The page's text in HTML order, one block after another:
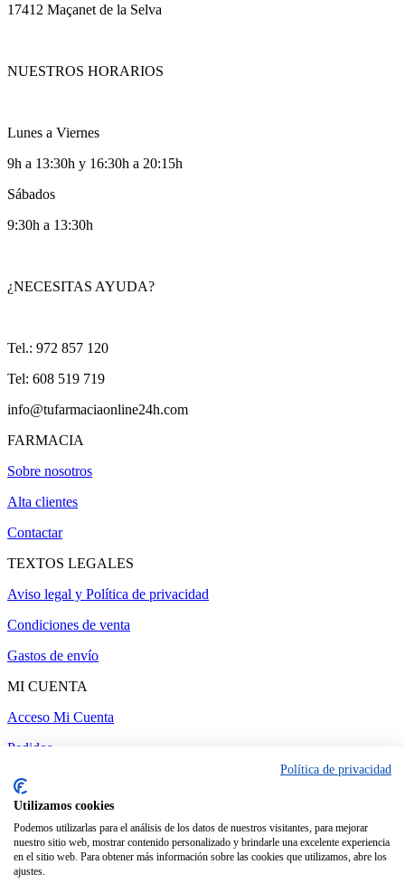
17412 Maçanet de la Selva
NUESTROS HORARIOS
Lunes a Viernes
9h a 13:30h y 16:30h a 20:15h
Sábados
9:30h a 13:30h
¿NECESITAS AYUDA?
Tel.: 972 857 120
Tel: 608 519 719
info@tufarmaciaonline24h.com
FARMACIA
Sobre nosotros
Alta clientes
Contactar
TEXTOS LEGALES
Aviso legal y Política de privacidad
Condiciones de venta
Gastos de envío
MI CUENTA
Acceso Mi Cuenta
Pedidos
Administrar web-Realizado por amc gestión
Política de privacidad
Utilizamos cookies
Podemos utilizarlas para el análisis de los datos de nuestros visitantes, para mejorar
nuestro sitio web, mostrar contenido personalizado y brindarle una excelente experiencia
en el sitio web. Para obtener más información sobre las cookies que utilizamos, abre los
ajustes.